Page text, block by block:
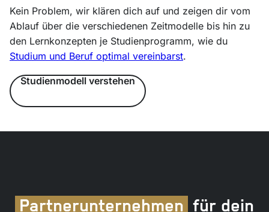
Kein Problem, wir klären dich auf und zeigen dir vom
Ablauf über die verschiedenen Zeitmodelle bis hin zu
den Lernkonzepten je Studienprogramm, wie du
Studium und Beruf optimal vereinbarst.
Studienmodell verstehen
Partnerunternehmen für dein